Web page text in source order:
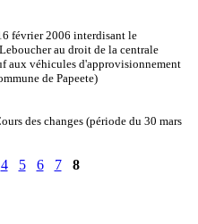
février 2006 interdisant le
au droit de la centrale
aux véhicules d'approvisionnement
de Papeete)
des changes (période du 30 mars
4 5 6 7 8